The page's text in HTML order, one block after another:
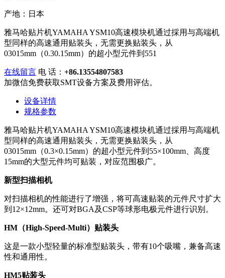
产地：日本
雅马哈贴片机YAMAHA YSM10高速模块机通过採用与高端机
型同样的高速通用贴装头，无需更换贴装头，从
03015mm（0.30.15mm）的超小型元件到551
在线留言 电 话： +86.13554807583
加微信免费获取SMT设备方案及费用评估。
设备详情
规格参数
雅马哈贴片机YAMAHA YSM10高速模块机通过採用与高端机
型同样的高速通用贴装头，无需更换贴装头，从
03015mm（0.3×0.15mm）的超小型元件到55×100mm、高度
15mm的大型元件均可贴装，对应范围极广。
新型扫描相机
对扫描相机的性能进行了增强，将可高速贴装的元件尺寸扩大
到12×12mm。还可对BGA及CSP等球形电极元件进行识别。
HM（High-Speed-Multi）贴装头
这是一款小型轻量的标准型贴装头，带有10个吸嘴，兼备高速
性和通用性。
HM5贴装头